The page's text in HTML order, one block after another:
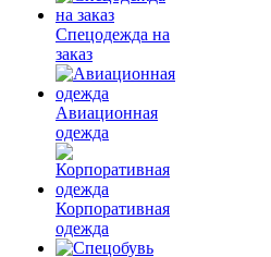
Спецодежда на
заказ
Авиационная
одежда
Корпоративная
одежда